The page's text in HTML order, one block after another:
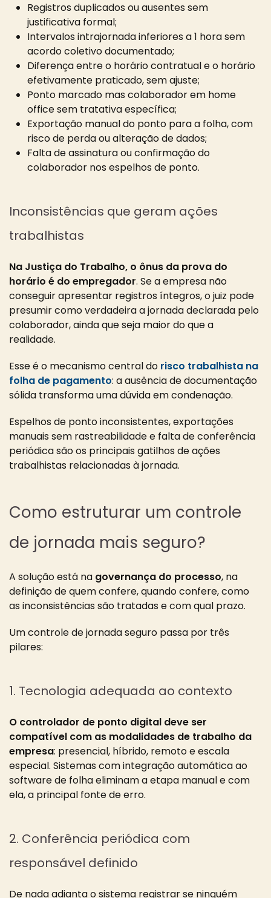
Registros duplicados ou ausentes sem
justificativa formal;
Intervalos intrajornada inferiores a 1 hora sem
acordo coletivo documentado;
Diferença entre o horário contratual e o horário
efetivamente praticado, sem ajuste;
Ponto marcado mas colaborador em home
office sem tratativa específica;
Exportação manual do ponto para a folha, com
risco de perda ou alteração de dados;
Falta de assinatura ou confirmação do
colaborador nos espelhos de ponto.
Inconsistências que geram ações
trabalhistas
Na Justiça do Trabalho, o ônus da prova do
horário é do empregador. Se a empresa não
conseguir apresentar registros íntegros, o juiz pode
presumir como verdadeira a jornada declarada pelo
colaborador, ainda que seja maior do que a
realidade.
Esse é o mecanismo central do risco trabalhista na
folha de pagamento: a ausência de documentação
sólida transforma uma dúvida em condenação.
Espelhos de ponto inconsistentes, exportações
manuais sem rastreabilidade e falta de conferência
periódica são os principais gatilhos de ações
trabalhistas relacionadas à jornada.
Como estruturar um controle
de jornada mais seguro?
A solução está na governança do processo, na
definição de quem confere, quando confere, como
as inconsistências são tratadas e com qual prazo.
Um controle de jornada seguro passa por três
pilares:
1. Tecnologia adequada ao contexto
O controlador de ponto digital deve ser
compatível com as modalidades de trabalho da
empresa: presencial, híbrido, remoto e escala
especial. Sistemas com integração automática ao
software de folha eliminam a etapa manual e com
ela, a principal fonte de erro.
2. Conferência periódica com
responsável definido
De nada adianta o sistema registrar se ninguém